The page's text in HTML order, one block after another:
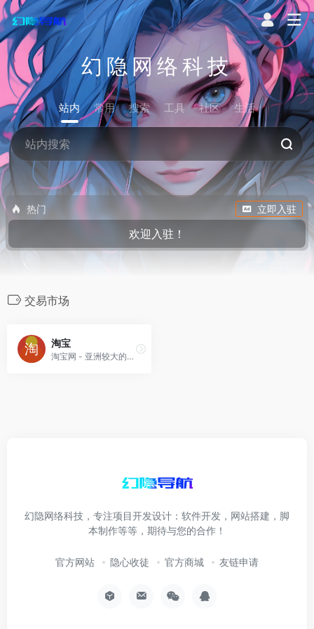
幻隐网络科技
站内 常用 搜索 工具 社区 生活
热门 立即入驻
欢迎入驻！
交易市场
淘宝
淘宝网 - 亚洲较大的网上交易平台，提供各类服饰、美容、家居、数码、话费/点卡充值… 数亿优质商品，同时提供担保交易(先收货后付款)等安全交易保障服务，并由商家
幻隐网络科技，专注项目开发设计：软件开发，网站搭建，脚
本制作等等，期待与您的合作！
官方网站 隐心收徒 官方商城 友链申请